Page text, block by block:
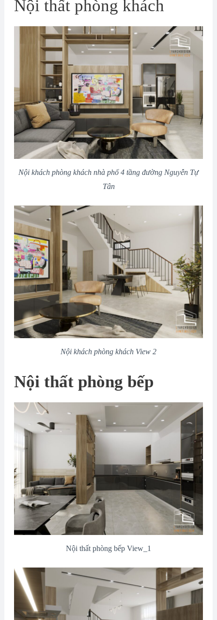
Nội thất phòng khách
Nội khách phòng khách nhà phố 4 tầng đường Nguyễn Tự
Tân
Nội khách phòng khách View 2
Nội thất phòng bếp
Nội thất phòng bếp View_1